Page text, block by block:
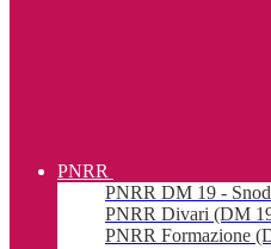
PNRR
PNRR DM 19 -
PNRR Divari (DM
PNRR Formazione